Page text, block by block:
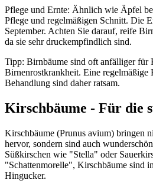
Pflege und Ernte: Ähnlich wie Äpfel
Pflege und regelmäßigen Schnitt. Die
September. Achten Sie darauf, reife
da sie sehr druckempfindlich sind.
Tipp: Birnbäume sind oft anfälliger für
Birnenrostkrankheit. Eine
Behandlung sind daher ratsam.
Kirschbäume - Für die
Kirschbäume (Prunus avium) bringen
hervor, sondern sind auch
Süßkirschen wie "Stella" oder
"Schattenmorelle", Kirschbäume sind
Hingucker.